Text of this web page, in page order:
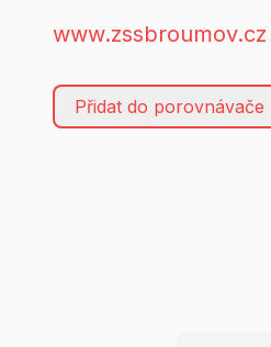
www.zssbroumov.cz
Přidat do porovnávače